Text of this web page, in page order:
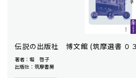
伝説の出版社 博文館 (筑摩選書 ０
著者：堀 啓子
出版社：筑摩書房